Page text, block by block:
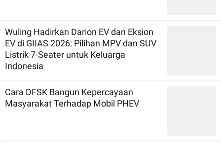
Wuling Hadirkan Darion EV dan Eksion
EV di GIIAS 2026: Pilihan MPV dan SUV
Listrik 7-Seater untuk Keluarga
Indonesia
Cara DFSK Bangun Kepercayaan
Masyarakat Terhadap Mobil PHEV